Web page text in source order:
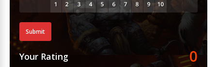
Submit
Your Rating 0